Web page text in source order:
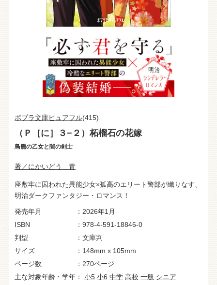
ポプラ文庫ピュアフル(415)
（Ｐ［に］３−２）柘榴石の花嫁
鳥籠の乙女と闇の剣士
著／にかいどう 青
座敷牢に囚われた異能少女×孤高のエリート警部が織りなす、
明治ダークファンタジー・ロマンス！
発売年月
2026年1月
ISBN
978-4-591-18846-0
判型
文庫判
サイズ
148mm x 105mm
ページ数
270ページ
主な対象年齢・学年
小5 小6 中学 高校 一般 シニア